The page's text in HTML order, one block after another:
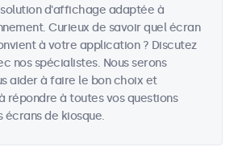
solution d'affichage adaptée à
Curieux de savoir quel écran
à votre application ? Discutez
nos spécialistes. Nous serons
aider à faire le bon choix et
répondre à toutes vos questions
écrans de kiosque.